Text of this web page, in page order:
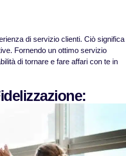
di servizio clienti. Ciò significa
Fornendo un ottimo servizio
di tornare e fare affari con te in